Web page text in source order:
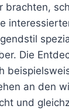
brachten,
Die
an den
und